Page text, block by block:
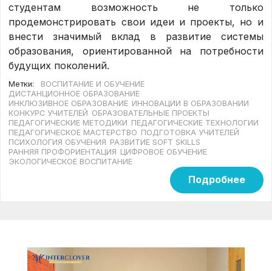
студентам возможность не только
продемонстрировать свои идеи и проекты, но и
внести значимый вклад в развитие системы
образования, ориентированной на потребности
будущих поколений.
Метки:
ВОСПИТАНИЕ И ОБУЧЕНИЕ
ДИСТАНЦИОННОЕ ОБРАЗОВАНИЕ
ИНКЛЮЗИВНОЕ ОБРАЗОВАНИЕ ИННОВАЦИИ В ОБРАЗОВАНИИ
КОНКУРС УЧИТЕЛЕЙ ОБРАЗОВАТЕЛЬНЫЕ ПРОЕКТЫ
ПЕДАГОГИЧЕСКИЕ МЕТОДИКИ ПЕДАГОГИЧЕСКИЕ ТЕХНОЛОГИИ
ПЕДАГОГИЧЕСКОЕ МАСТЕРСТВО ПОДГОТОВКА УЧИТЕЛЕЙ
ПСИХОЛОГИЯ ОБУЧЕНИЯ РАЗВИТИЕ SOFT SKILLS
РАННЯЯ ПРОФОРИЕНТАЦИЯ ЦИФРОВОЕ ОБУЧЕНИЕ
ЭКОЛОГИЧЕСКОЕ ВОСПИТАНИЕ
Подробнее
Видеоплеер